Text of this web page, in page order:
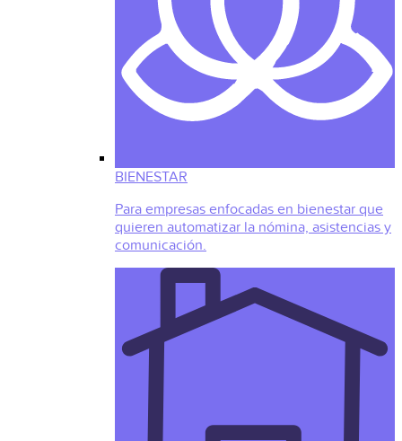
BIENESTAR
Para empresas enfocadas en bienestar que
quieren automatizar la nómina, asistencias y
comunicación.